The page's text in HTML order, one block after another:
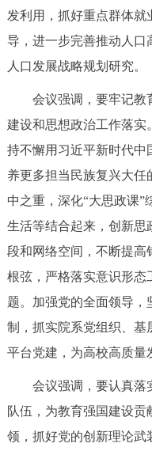
绿色北京
ENGLISH
DEUTSCH
ESPAÑOL
ITALIANO
发利用，抓好重点群体就
导，进一步完善推动人
人口发展战略规划研究。
会议强调，要牢记教
建设和思想政治工作落实
持不懈用习近平新时代中
养更多担当民族复兴大
中之重，深化“大思政课
生活等结合起来，创新思
段和网络空间，不断提高
根弦，严格落实意识形态
题。加强党的全面领导
制，抓实院系党组织、基
平台党建，为高校高质量
会议强调，要认真落
队伍，为教育强国建设贡
领，抓好党的创新理论武